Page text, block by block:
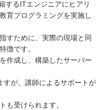
するITエンジニアにヒアリ
育プログラミングを実施し
すために、実際の現場と同
徴です。
作成し、構築したサーバー
すが、講師によるサポートが
も受けられます。